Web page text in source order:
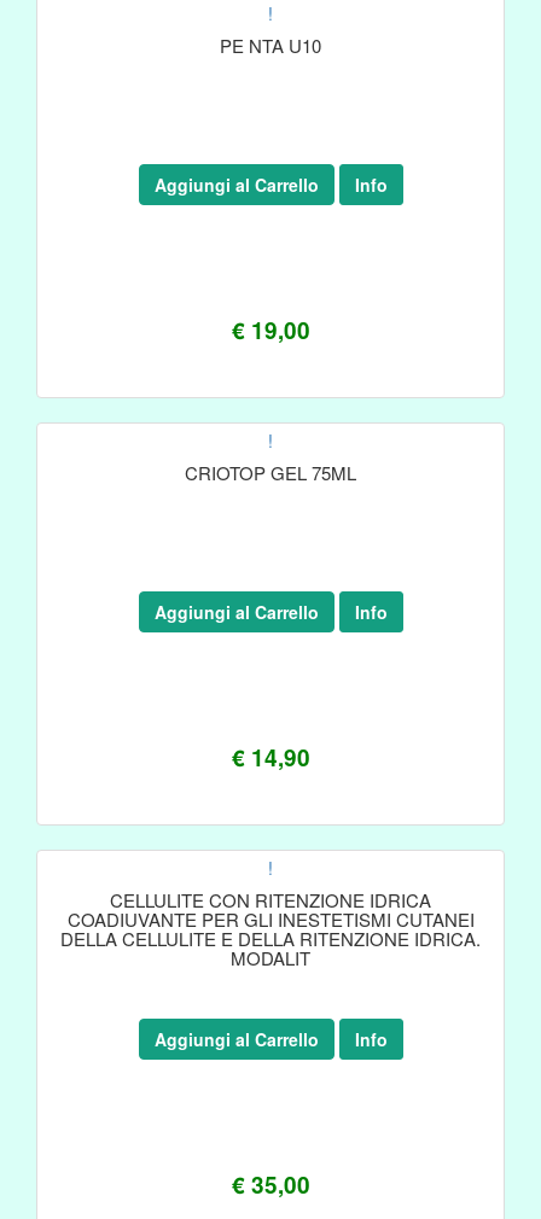
!
PE NTA U10
€ 19,00
Aggiungi al Carrello Info
!
CRIOTOP GEL 75ML
€ 14,90
Aggiungi al Carrello Info
!
CELLULITE CON RITENZIONE IDRICA
COADIUVANTE PER GLI INESTETISMI CUTANEI
DELLA CELLULITE E DELLA RITENZIONE IDRICA.
MODALIT
€ 35,00
Aggiungi al Carrello Info